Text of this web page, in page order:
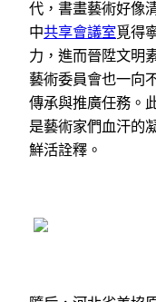
代，書畫藝術好像
中共享會議室覓得
力，進而晉陞文明
藝術委員會也一向
傳承與推廣任務。
是藝術家們血汗的
鮮活詮釋。